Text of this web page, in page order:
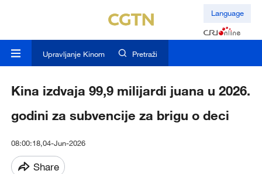
Language
Upravljanje Kinom Pretraži
Kina izdvaja 99,9 milijardi juana u 2026.
godini za subvencije za brigu o deci
08:00:18,04-Jun-2026
Share